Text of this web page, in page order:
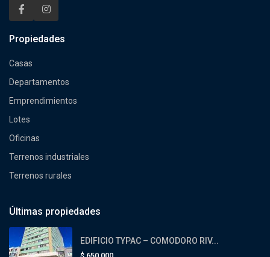
Propiedades
Casas
Departamentos
Emprendimientos
Lotes
Oficinas
Terrenos industriales
Terrenos rurales
Últimas propiedades
EDIFICIO TYPAC – COMODORO RIV...